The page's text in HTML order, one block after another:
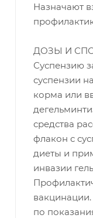
Назначают
ДОЗЫ И
Суспензию
суспензии
корма или
средства
флакон с
диеты и
инвазии
по